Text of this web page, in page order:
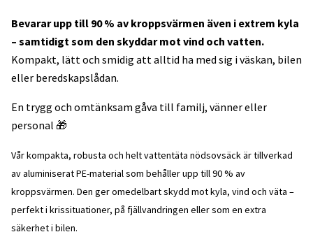
Bevarar upp till 90 % av kroppsvärmen även i extrem kyla
– samtidigt som den skyddar mot vind och vatten.
Kompakt, lätt och smidig att alltid ha med sig i väskan, bilen
eller beredskapslådan.
En trygg och omtänksam gåva till familj, vänner eller
personal 🎁
Vår kompakta, robusta och helt vattentäta nödsovsäck är tillverkad
av aluminiserat PE-material som behåller upp till 90 % av
kroppsvärmen. Den ger omedelbart skydd mot kyla, vind och väta –
perfekt i krissituationer, på fjällvandringen eller som en extra
säkerhet i bilen.